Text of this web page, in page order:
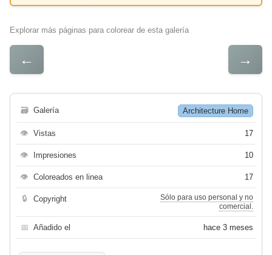
Explorar más páginas para colorear de esta galería
← →
🗃 Galería Architecture Home
👁 Vistas 17
👁 Impresiones 10
👁 Coloreados en linea 17
🔒 Copyright
Sólo para uso personal y no
comercial.
📅 Añadido el hace 3 meses